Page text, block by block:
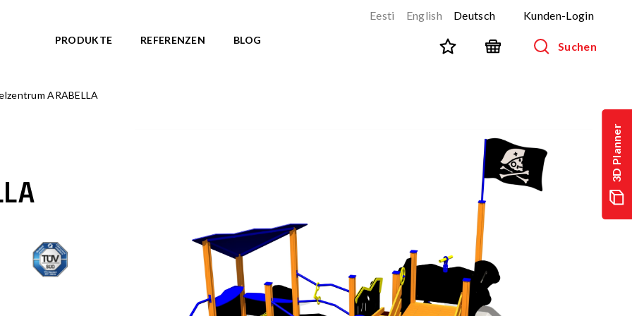
3D Planner
Eesti English Deutsch Kunden-Login
PRODUKTE REFERENZEN BLOG Suchen
Spielgeräte
OCTO Serie
ZODIAC Serie
AMAZON Serie
PIRATENWELT Serie
Aussenmobiliar für Kinder
Geräte für Hundeparks (Agility)
SPORT UND FITNESS
ARABELLA